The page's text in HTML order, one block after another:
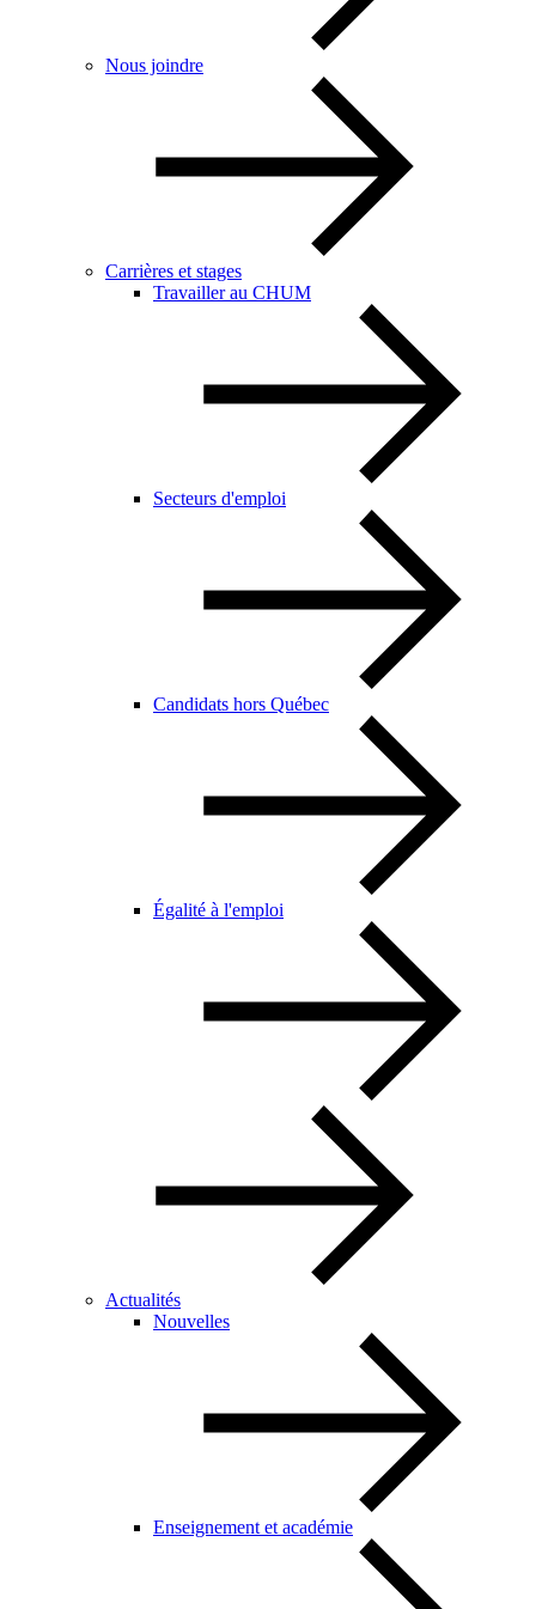
Nous joindre
Carrières et stages
Travailler au CHUM
Secteurs d'emploi
Candidats hors Québec
Égalité à l'emploi
Actualités
Nouvelles
Enseignement et académie